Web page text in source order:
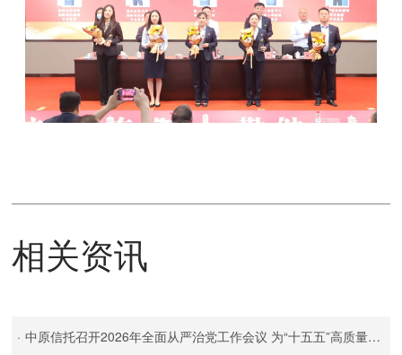
相关资讯
· 中原信托召开2026年全面从严治党工作会议 为“十五五”高质量发展提供坚强政治保障